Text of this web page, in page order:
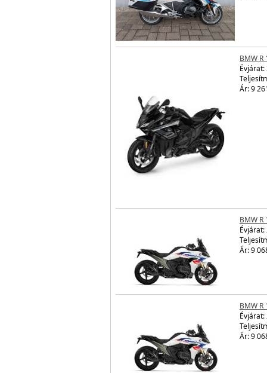
BMW R
Évjárat:
Ár: 9
BMW R
Évjárat:
Ár: 9
BMW R
Évjárat:
Ár: 9